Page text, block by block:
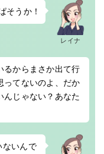
レイナ
そうか！
るからまさか出て行
ってないのよ、だか
んじゃない？あなた
ないんで